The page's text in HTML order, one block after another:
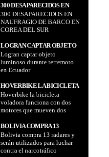
300 DESAPARECIDOS EN
NAUFRAGIO DE BARCO EN
COREA DEL SUR
300 DESAPARECIDOS EN
NAUFRAGIO DE BARCO EN
COREA DEL SUR
LOGRAN CAPTAR OBJETO
LUMINOSO DURANTE
TERREMOTO EN ECUADOR
Logran captar objeto
luminoso durante terremoto
en Ecuador
HOVERBIKE LA BICICLETA
VOLADORA FUNCIONA CON
DOS MOTORES QUE
MUEVEN DOS HÉLICES
Hoverbike la bicicleta
voladora funciona con dos
motores que mueven dos
BOLIVIA COMPRA 13
RADARES Y SERÁN
UTILIZADOS PARA LUCHAR
CONTRA EL
Bolivia compra 13 radares y
serán utilizados para luchar
contra el narcotráfico